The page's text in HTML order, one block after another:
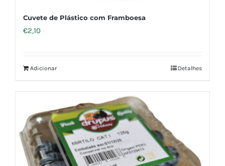
Cuvete de Plástico com Framboesa
€2,10
Adicionar Detalhes